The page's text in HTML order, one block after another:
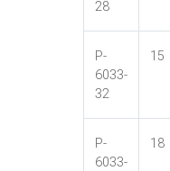
28
P-
6033-
32
15
P-
6033-
18